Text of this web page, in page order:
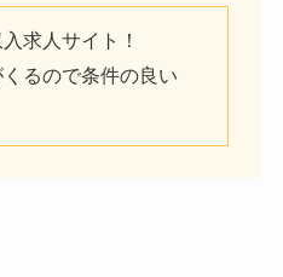
求人サイト！
るので条件の良い